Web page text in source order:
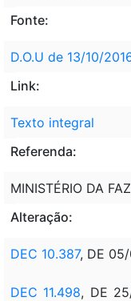
Fonte:
D.O.U de 13/10/
Link:
Texto integral
Referenda:
MINISTÉRIO DA
Alteração:
DEC 10.387, DE
DEC 11.498, DE